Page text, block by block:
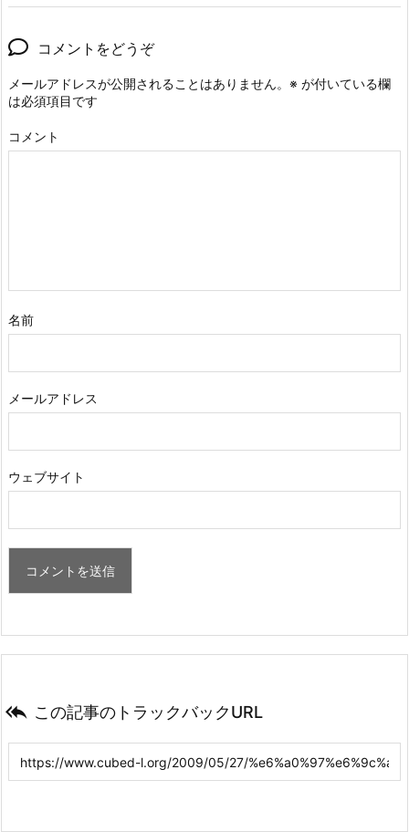
コメントをどうぞ
メールアドレスが公開されることはありません。 ※ が付いている欄
は必須項目です
コメント
名前
メールアドレス
ウェブサイト
 この記事のトラックバックURL